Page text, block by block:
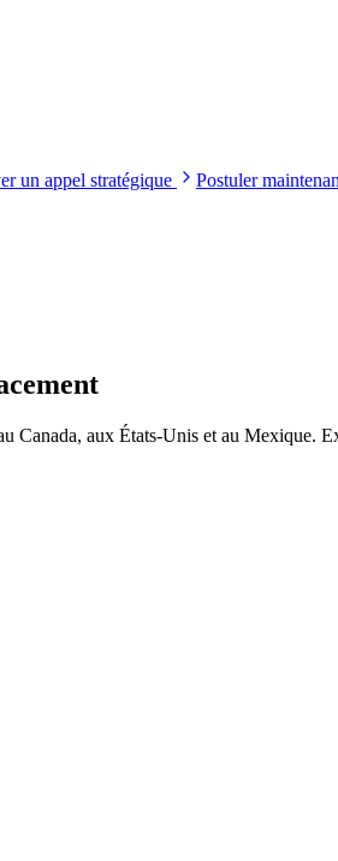
un appel stratégique Postuler
aux États-Unis et au Mexique.